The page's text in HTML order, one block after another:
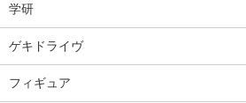
学研
ゲキドライヴ
フィギュア